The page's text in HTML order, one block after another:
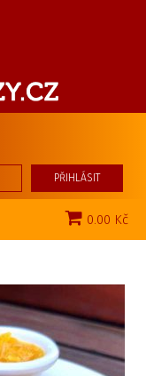
PŘIHLÁSIT
0.00 Kč